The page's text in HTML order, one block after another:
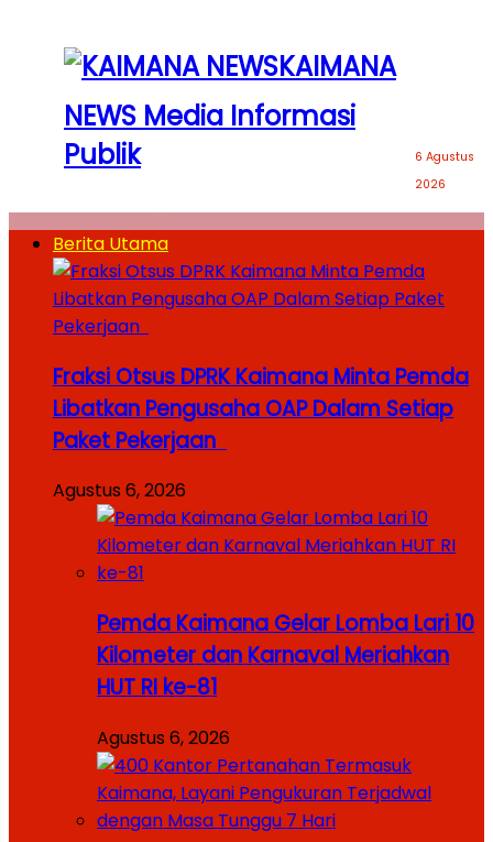
KAIMANA
NEWS Media Informasi
Publik
6 Agustus
2026
Berita Utama
Fraksi Otsus DPRK Kaimana Minta Pemda
Libatkan Pengusaha OAP Dalam Setiap
Paket Pekerjaan
Agustus 6, 2026
Pemda Kaimana Gelar Lomba Lari 10
Kilometer dan Karnaval Meriahkan
HUT RI ke-81
Agustus 6, 2026